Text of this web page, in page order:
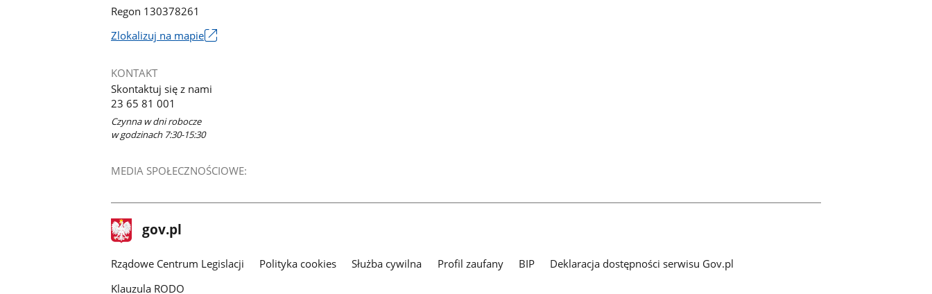
Regon 130378261
Zlokalizuj na mapieLink
nowym
KONTAKT
Skontaktuj się z nami
23 65 81 001
Czynna w dni robocze
w godzinach 7:30-15:30
MEDIA SPOŁECZNOŚCIOWE:
stopka
gov.pl Strona
gov.pl
Rządowe Centrum Legislacji Polityka cookies Służba cywilna Profil zaufany BIP
Deklaracja dostępności serwisu Gov.pl
Klauzula RODO